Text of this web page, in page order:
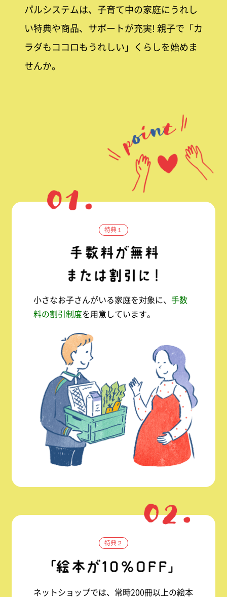
パルシステムは、子育て中の家庭にうれし
い特典や商品、サポートが充実! 親子で「カ
ラダもココロもうれしい」くらしを始めま
せんか。
特典１
小さなお子さんがいる家庭を対象に、 手数
料の割引制度を用意しています。
特典２
ネットショップでは、常時200冊以上の絵本